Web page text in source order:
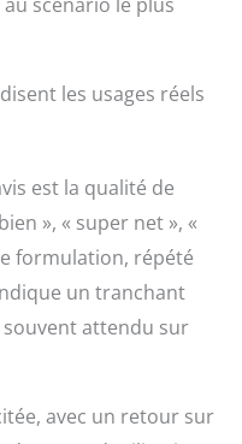
de l'eau, du
supérieur
qui
une coupe
【Conception
de Motif de
】Les vagues en
sensation de
et de bonheur.
les usages réels
est la qualité de
», « super net », «
formulation, répété
un tranchant
attendu sur
avec un retour sur